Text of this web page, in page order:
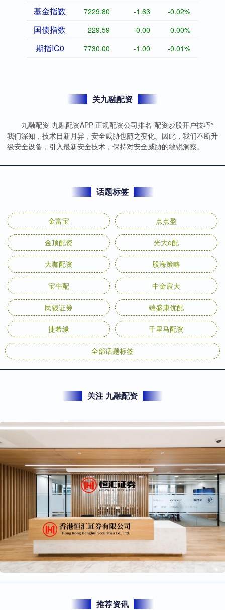
基金指数 7229.80 -1.63 -0.02%
国债指数 229.59 -0.00 0.00%
期指IC0 7730.00 -1.00 -0.01%
关九融配资
九融配资-九融配资APP-正规配资公司排名-配资炒股开户技巧^
我们深知，技术日新月异，安全威胁也随之变化。因此，我们不断升
级安全设备，引入最新安全技术，保持对安全威胁的敏锐洞察。
话题标签
金富宝 点点盈
金顶配资 光大e配
大咖配资 股海策略
宝牛配 中金宸大
民银证券 端盛康优配
捷希缘 千里马配资
全部话题标签
关注 九融配资
推荐资讯